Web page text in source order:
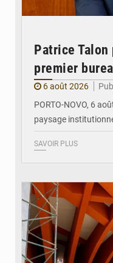
Patrice
premier
6 août 2026
PORTO-NOVO, 6
paysage
SAVOIR PLUS